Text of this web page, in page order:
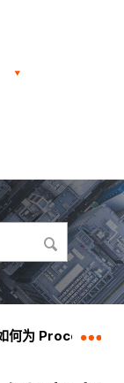
何为 Procore 创